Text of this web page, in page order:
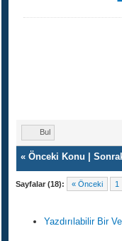
Bul
« Önceki Konu
Sayfalar (18): « Önceki 1
Yazdırılabilir Bir